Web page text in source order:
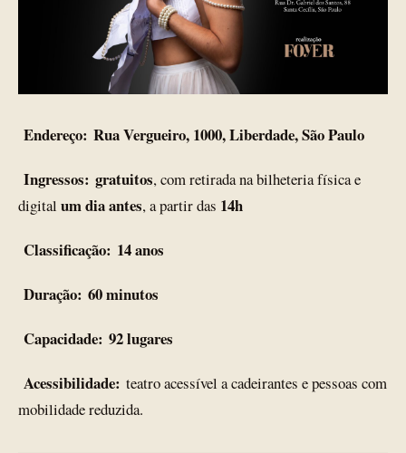
Endereço: Rua Vergueiro, 1000, Liberdade, São Paulo
Ingressos: gratuitos, com retirada na bilheteria física e
digital um dia antes, a partir das 14h
Classificação: 14 anos
Duração: 60 minutos
Capacidade: 92 lugares
Acessibilidade: teatro acessível a cadeirantes e pessoas com
mobilidade reduzida.